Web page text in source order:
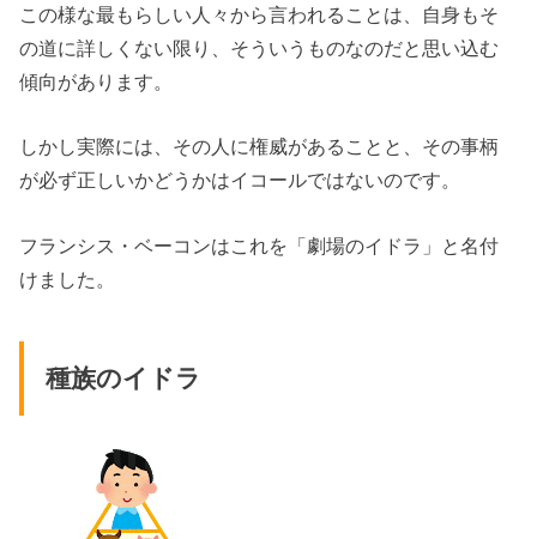
この様な最もらしい人々から言われることは、自身もそ
の道に詳しくない限り、そういうものなのだと思い込む
傾向があります。
しかし実際には、その人に権威があることと、その事柄
が必ず正しいかどうかはイコールではないのです。
フランシス・ベーコンはこれを「劇場のイドラ」と名付
けました。
種族のイドラ